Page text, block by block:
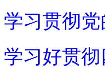
学习贯彻
学习好贯